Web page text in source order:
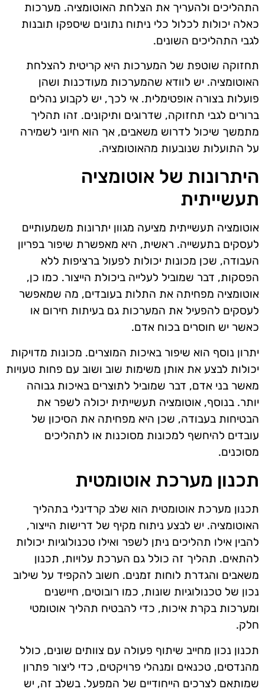
התהליכים ולהעריך את הצלחת האוטומציה. מערכות
כאלה יכולות לכלול כלי ניתוח נתונים שיספקו תובנות
לגבי התהליכים השונים.
תחזוקה שוטפת של המערכות היא קריטית להצלחת
האוטומציה. יש לוודא שהמערכות מעודכנות ושהן
פועלות בצורה אופטימלית. אי לכך, יש לקבוע נהלים
ברורים לגבי תחזוקה, שדרוגים ותיקונים. זהו תהליך
מתמשך שיכול לדרוש משאבים, אך הוא חיוני לשמירה
על התועלות שנובעות מהאוטומציה.
היתרונות של אוטומציה
תעשייתית
אוטומציה תעשייתית מציעה מגוון יתרונות משמעותיים
לעסקים בתעשייה. ראשית, היא מאפשרת שיפור בפריון
העבודה, שכן מכונות יכולות לפעול ברציפות ללא
הפסקות, דבר שמוביל לעלייה ביכולת הייצור. כמו כן,
אוטומציה מפחיתה את התלות בעובדים, מה שמאפשר
לעסקים להפעיל את המערכות גם בעיתות חירום או
כאשר יש חוסרים בכוח אדם.
יתרון נוסף הוא שיפור באיכות המוצרים. מכונות מדויקות
יכולות לבצע את אותן משימות שוב ושוב עם פחות טעויות
מאשר בני אדם, דבר שמוביל לתוצרים באיכות גבוהה
יותר. בנוסף, אוטומציה תעשייתית יכולה לשפר את
הבטיחות בעבודה, שכן היא מפחיתה את הסיכון של
עובדים להיחשף למכונות מסוכנות או לתהליכים
מסוכנים.
תכנון מערכת אוטומטית
תכנון מערכת אוטומטית הוא שלב קרדינלי בתהליך
האוטומציה. יש לבצע ניתוח מקיף של דרישות הייצור,
להבין אילו תהליכים ניתן לשפר ואילו טכנולוגיות יכולות
להתאים. תהליך זה כולל גם הערכת עלויות, תכנון
משאבים והגדרת לוחות זמנים. חשוב להקפיד על שילוב
נכון של טכנולוגיות שונות, כמו רובוטים, חיישנים
ומערכות בקרת איכות, כדי להבטיח תהליך אוטומטי
חלק.
תכנון נכון מחייב שיתוף פעולה עם צוותים שונים, כולל
מהנדסים, טכנאים ומנהלי פרויקטים, כדי ליצור פתרון
שמותאם לצרכים הייחודיים של המפעל. בשלב זה, יש